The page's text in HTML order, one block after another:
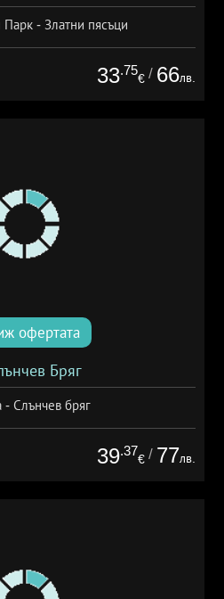
Парк - Златни пясъци
33.75
€ / 66лв.
офертата
Бряг
- Слънчев бряг
39.37
€ / 77лв.